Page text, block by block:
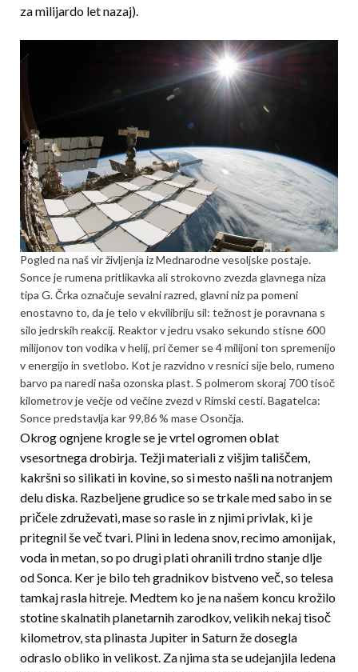
za milijardo let nazaj).
Pogled na naš vir življenja iz Mednarodne vesoljske postaje.
Sonce je rumena pritlikavka ali strokovno zvezda glavnega niza
tipa G. Črka označuje sevalni razred, glavni niz pa pomeni
enostavno to, da je telo v ekvilib­­riju sil: težnost je poravnana s
silo jedrskih reakcij. Reaktor v jedru vsako sekundo stisne 600
milijonov ton vodika v helij, pri čemer se 4 milijoni ton spremenijo
v energijo in svetlobo. Kot je razvidno v resnici sije belo, rumeno
barvo pa naredi naša ozonska plast. S polmerom skoraj 700 tisoč
kilometrov je večje od večine zvezd v Rimski cesti. Bagatelca:
Sonce predstavlja kar 99,86 % mase Osončja.
Okrog ognjene krogle se je vrtel ogromen oblat
vsesortnega drobirja. Težji materiali z višjim tališčem,
kakršni so silikati in kovine, so si mesto našli na not­­ranjem
delu diska. Razbeljene grudice so se trkale med sabo in se
pričele združevati, mase so rasle in z njimi privlak, ki je
pritegnil še več tvari. Plini in ledena snov, recimo amonijak,
voda in metan, so po drugi plati ohranili trdno stanje dlje
od Sonca. Ker je bilo teh gradnikov bistveno več, so telesa
tamkaj rasla hitreje. Medtem ko je na našem koncu krožilo
stotine skalnatih planetarnih zarodkov, velikih nekaj tisoč
kilometrov, sta plinasta Jupiter in Saturn že dosegla
odraslo obliko in velikost. Za njima sta se udejanjila ledena